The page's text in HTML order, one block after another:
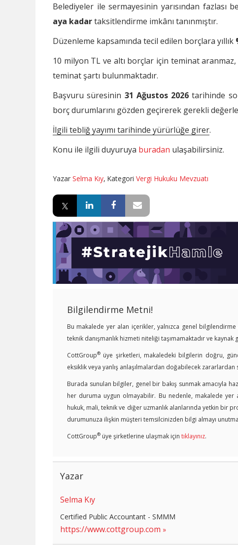
Belediyeler ile sermayesinin yarısından fazlası
aya kadartaksitlendirme imkânı tanınmıştır.
Düzenleme kapsamında tecil edilen borçlara yıllık
10 milyon TL ve altı borçlar için teminat
teminat şartı bulunmaktadır.
Başvuru süresinin 31 Ağustos 2026 tarihinde
borç durumlarını gözden geçirerek gerekli
İlgili tebliğ yayımı tarihinde yürürlüğe girer.
Konu ile ilgili duyuruya buradan ulaşabilirsiniz.
Yazar Selma Kıy, Kategori Vergi Hukuku Mevzuatı
Bilgilendirme Metni!
Bu makalede yer alan içerikler, yalnızca genel bilgilendirme
teknik danışmanlık hizmeti niteliği taşımamaktadır ve
CottGroup® üye şirketleri, makaledeki bilgilerin doğru,
eksiklik veya yanlış anlaşılmalardan doğabilecek
Burada sunulan bilgiler, genel bir bakış sunmak amacıyla
her duruma uygun olmayabilir. Bu nedenle, makalede
hukuk, mali, teknik ve diğer uzmanlık alanlarında yetkin bir
durumunuza ilişkin müşteri temsilcinizden bilgi almayı
CottGroup® üye şirketlerine ulaşmak için tıklayınız.
Yazar
Selma Kıy
Certified Public Accountant - SMMM
https://www.cottgroup.com